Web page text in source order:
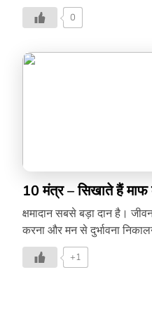
0
10 मंत्र – सिखाते हैं
क्षमादान सबसे बड़ा दान है।
करना और मन से दुर्भावना
हस्तियों के मंत्र हैं, जो माफ करना
+1